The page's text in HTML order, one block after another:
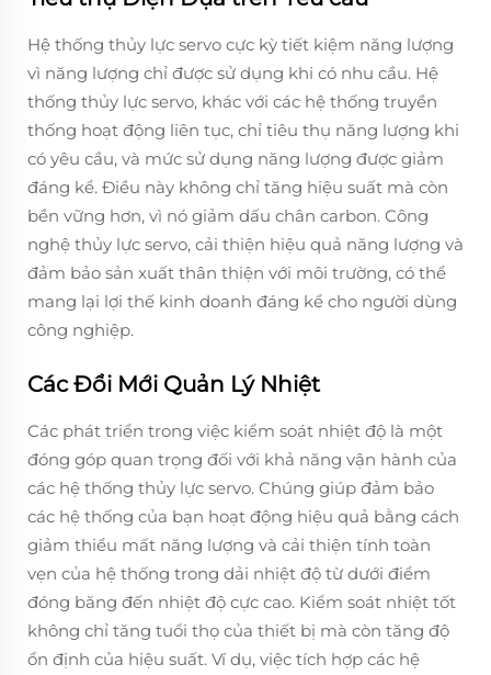
Hệ thống thủy lực servo cực kỳ tiết kiệm năng lượng
vì năng lượng chỉ được sử dụng khi có nhu cầu. Hệ
thống thủy lực servo, khác với các hệ thống truyền
thống hoạt động liên tục, chỉ tiêu thụ năng lượng khi
có yêu cầu, và mức sử dụng năng lượng được giảm
đáng kể. Điều này không chỉ tăng hiệu suất mà còn
bền vững hơn, vì nó giảm dấu chân carbon. Công
nghệ thủy lực servo, cải thiện hiệu quả năng lượng và
đảm bảo sản xuất thân thiện với môi trường, có thể
mang lại lợi thế kinh doanh đáng kể cho người dùng
công nghiệp.
Các Đổi Mới Quản Lý Nhiệt
Các phát triển trong việc kiểm soát nhiệt độ là một
đóng góp quan trọng đối với khả năng vận hành của
các hệ thống thủy lực servo. Chúng giúp đảm bảo
các hệ thống của bạn hoạt động hiệu quả bằng cách
giảm thiểu mất năng lượng và cải thiện tính toàn
vẹn của hệ thống trong dải nhiệt độ từ dưới điểm
đóng băng đến nhiệt độ cực cao. Kiểm soát nhiệt tốt
không chỉ tăng tuổi thọ của thiết bị mà còn tăng độ
ổn định của hiệu suất. Ví dụ, việc tích hợp các hệ